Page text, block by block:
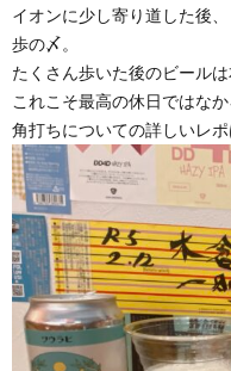
イオンに少し寄り道した後、
歩の〆。
たくさん歩いた後のビールは
これこそ最高の休日ではなか
角打ちについての詳しいレポ